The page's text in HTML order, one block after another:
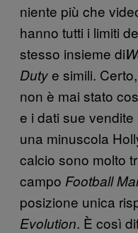
niente più che
hanno tutti i limiti
stesso insieme di
Dutye simili.
non è mai stato
e i dati sue
una minuscola
calcio sono molto
campo Football
posizione unica
Evolution. È così